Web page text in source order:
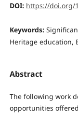
DOI: https://doi.org/
Keywords:
Heritage education,
Abstract
The following work
opportunities